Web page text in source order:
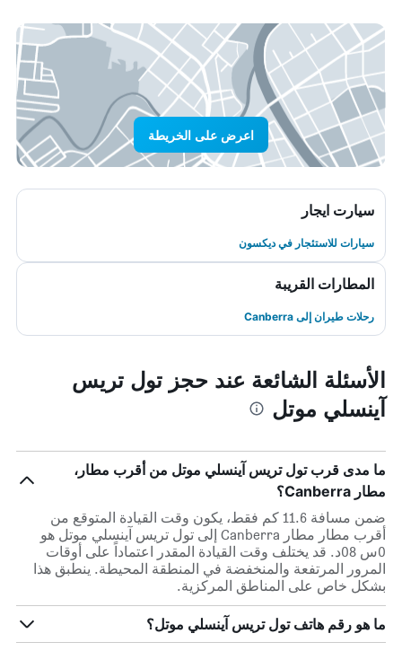
اعرض على الخريطة
سيارت ايجار
سيارات للاستئجار في ديكسون
المطارات القريبة
رحلات طيران إلى Canberra
الأسئلة الشائعة عند حجز تول تريس
آينسلي موتل
ما مدى قرب تول تريس آينسلي موتل من أقرب مطار،
مطار Canberra؟
ضمن مسافة 11.6 كم فقط، يكون وقت القيادة المتوقع من
أقرب مطار مطار Canberra إلى تول تريس آينسلي موتل هو
0س 08د. قد يختلف وقت القيادة المقدر اعتماداً على أوقات
المرور المرتفعة والمنخفضة في المنطقة المحيطة. ينطبق هذا
بشكل خاص على المناطق المركزية.
ما هو رقم هاتف تول تريس آينسلي موتل؟